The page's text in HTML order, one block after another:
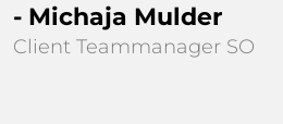
- Michaja Mulder
Client Teammanager SO